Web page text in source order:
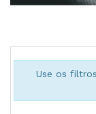
Use os